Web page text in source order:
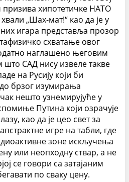
хипотетичке НАТО
„Шах-мат!“ као да је у
игара представља прозор
схватање овог
наглашено његовим
САД нису извеле такве
на Русију који би
брзог изумирања
нешто узнемирујуће у
Путина који озрачује
као да је цео свет за
игре на табли, где
зоне искључења
или неопходну ствар, а не
се говори са затајаним
по сваку цену.